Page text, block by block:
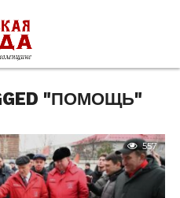
"ПОМОЩЬ"
557